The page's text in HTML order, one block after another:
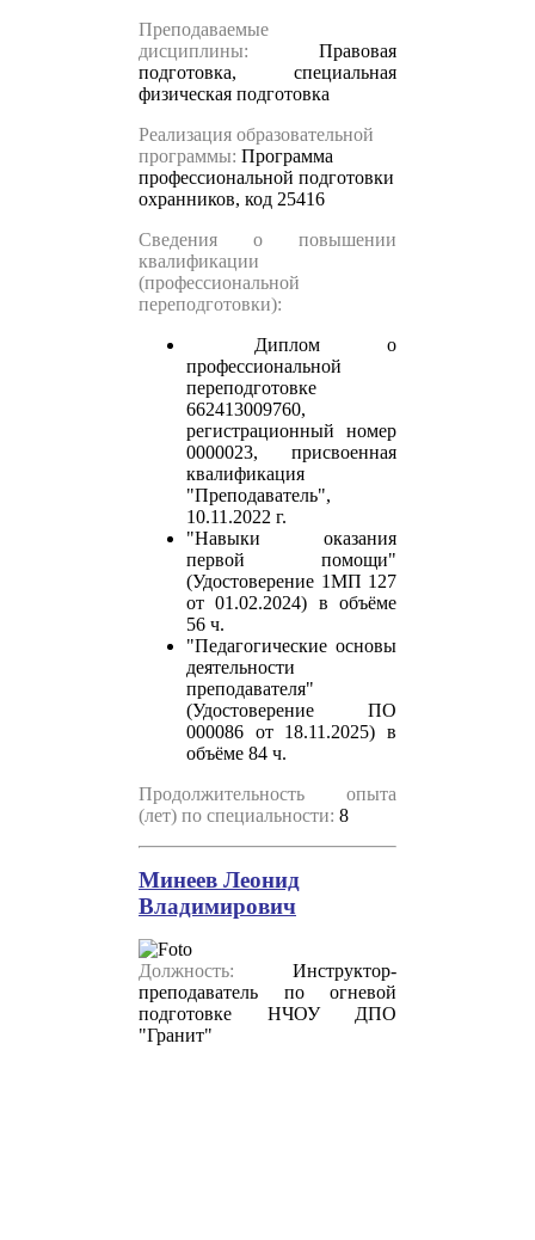
Преподаваемые
дисциплины:
Правовая
подготовка, специальная
физическая подготовка
Реализация образовательной
программы: Программа
профессиональной подготовки
охранников, код 25416
Сведения о повышении
квалификации
(профессиональной
переподготовки):
Диплом о
профессиональной
переподготовке
662413009760,
регистрационный номер
0000023, присвоенная
квалификация
"Преподаватель",
10.11.2022 г.
"Навыки оказания
первой помощи"
(Удостоверение 1МП 127
от 01.02.2024) в объёме
56 ч.
"Педагогические основы
деятельности
преподавателя"
(Удостоверение ПО
000086 от 18.11.2025) в
объёме 84 ч.
Продолжительность опыта
(лет) по специальности: 8
Минеев Леонид
Владимирович
Должность:
Инструктор-
преподаватель по огневой
подготовке НЧОУ ДПО
"Гранит"